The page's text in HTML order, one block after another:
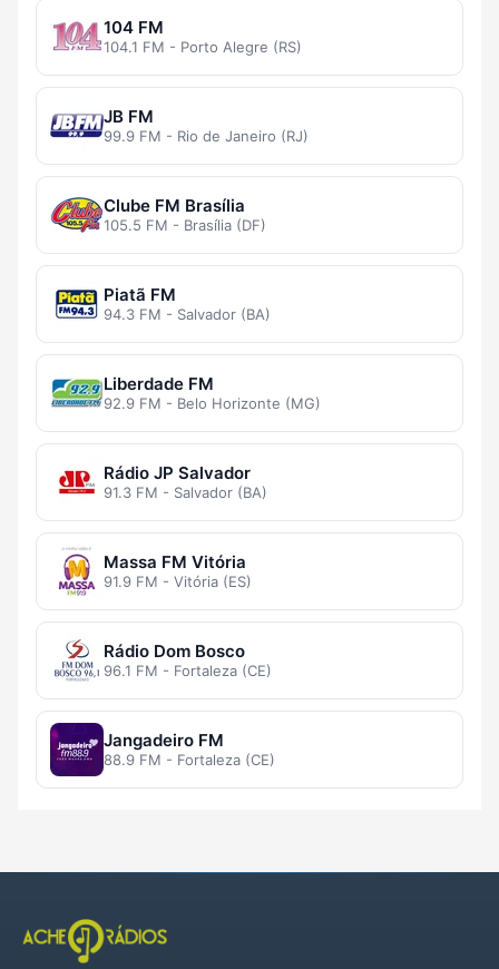
104 FM
104.1 FM - Porto Alegre (RS)
JB FM
99.9 FM - Rio de Janeiro (RJ)
Clube FM Brasília
105.5 FM - Brasília (DF)
Piatã FM
94.3 FM - Salvador (BA)
Liberdade FM
92.9 FM - Belo Horizonte (MG)
Rádio JP Salvador
91.3 FM - Salvador (BA)
Massa FM Vitória
91.9 FM - Vitória (ES)
Rádio Dom Bosco
96.1 FM - Fortaleza (CE)
Jangadeiro FM
88.9 FM - Fortaleza (CE)